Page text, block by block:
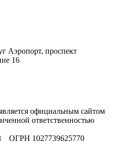
Аэропорт, проспект
16
официальным сайтом
ответственностью
ОГРН 1027739625770